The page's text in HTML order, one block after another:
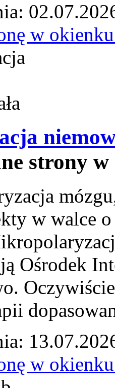
w
strony
w walce
Ośrodek
w